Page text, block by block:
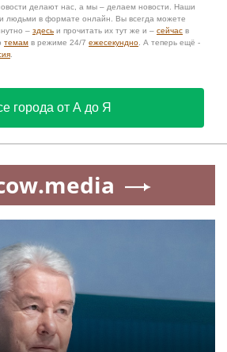
делают нас, а мы – делаем новости. Наши
людьми в формате онлайн. Вы всегда можете
– здесь и прочитать их тут же и – сейчас в
темам в режиме 24/7 ежесекундно . А теперь ещё -
города от А до Я